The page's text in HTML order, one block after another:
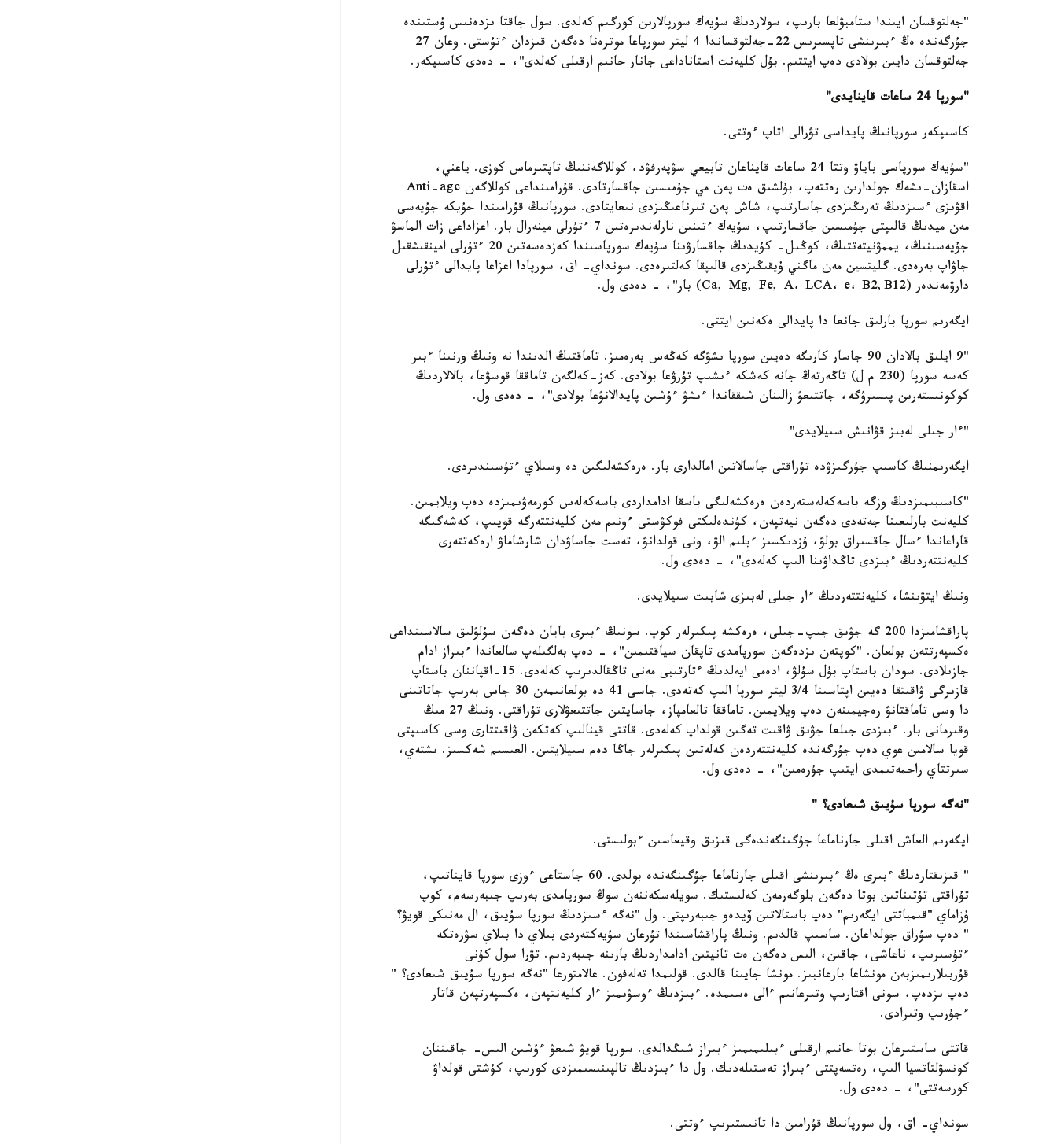
"جەلتوقسان ايىندا ستامبۋلعا بارىپ، سولاردىڭ سۇيەك سورپالارىن كورگىم كەلدى. سول جاقتا ىزدەنىس ۇستىندە
جۇرگەندە ەڭ ءبىرىنشى تاپسىرىس 22-جەلتوقساندا 4 ليتر سورپاعا موترەنا دەگەن قىزدان ءتۇستى. وعان 27
جەلتوقسان دايىن بولادى دەپ ايتتىم. بۇل كليەنت استاناداعى جانار حانىم ارقىلى كەلدى"، - دەدى كاسىپكەر.
"سورپا 24 ساعات قاينايدى"
كاسىپكەر سورپانىڭ پايداسى تۋرالى اتاپ ءوتتى.
"سۇيەك سورپاسى باياۋ وتتا 24 ساعات قايناعان تابيعي سۋپەرفۋد، كوللاگەننىڭ تاپتىرماس كوزى. ياعني،
اسقازان-ىشەك جولدارىن رەتتەپ، بۇلشىق ەت پەن مي جۇمىسىن جاقسارتادى. قۇرامىنداعى كوللاگەن Anti-age
اقۋىزى ءسىزدىڭ تەرىڭىزدى جاسارتىپ، شاش پەن تىرناعىڭىزدى نىعايتادى. سورپانىڭ قۇرامىندا جۇيكە جۇيەسى
مەن ميدىڭ قالىپتى جۇمىسىن جاقسارتىپ، سۇيەك ءتىنىن نارلەندىرەتىن 7 ءتۇرلى مينەرال بار. اعزاداعى زات الماسۋ
جۇيەسىنىڭ، يممۋنيتەتتىڭ، كوڭىل- كۇيدىڭ جاقسارۋىنا سۇيەك سورپاسىندا كەزدەسەتىن 20 ءتۇرلى امينقىشقىل
جاۋاپ بەرەدى. گليتسين مەن ماگني ۇيقىڭىزدى قالىپقا كەلتىرەدى. سونداي- اق، سورپادا اعزاعا پايدالى ءتۇرلى
دارۋمەندەر (Ca, Mg, Fe, A، LCA، e، B2,B12) بار"، - دەدى ول.
ايگەرىم سورپا بارلىق جانعا دا پايدالى ەكەنىن ايتتى.
"9 ايلىق بالادان 90 جاسار كارىگە دەيىن سورپا ىشۋگە كەڭەس بەرەمىز. تاماقتىڭ الدىندا نە ونىڭ ورنىنا ءبىر
كەسە سورپا (230 م ل) تاڭەرتەڭ جانە كەشكە ءىشىپ تۇرۋعا بولادى. كەز-كەلگەن تاماققا قوسۋعا، بالالاردىڭ
كوكونىستەرىن پىسىرۋگە، جاتتىعۋ زالىنان شىققاندا ءىشۋ ءۇشىن پايدالانۋعا بولادى"، - دەدى ول.
"ءار جىلى لەبىز قۋانىش سىيلايدى"
ايگەرىمنىڭ كاسىپ جۇرگىزۋدە تۇراقتى جاسالاتىن امالدارى بار. ەرەكشەلىگىن دە وسىلاي ءتۇسىندىردى.
"كاسىبىمىزدىڭ وزگە باسەكەلەستەردەن ەرەكشەلىگى باسقا ادامداردى باسەكەلەس كورمەۋىمىزدە دەپ ويلايمىن.
كليەنت بارلىعىنا جەتەدى دەگەن نيەتپەن، كۇندەلىكتى فوكۋستى ءونىم مەن كليەنتتەرگە قويىپ، كەشەگىگە
قاراعاندا ءسال جاقسىراق بولۋ، ۇزدىكسىز ءبلىم الۋ، ونى قولدانۋ، تەست جاساۋدان شارشاماۋ ارەكەتتەرى
كليەنتتەردىڭ ءبىزدى تاڭداۋىنا الىپ كەلەدى"، - دەدى ول.
ونىڭ ايتۋىنشا، كليەنتتەردىڭ ءار جىلى لەبىزى شابىت سىيلايدى.
پاراقشامىزدا 200 گە جۋىق جىپ-جىلى، ەرەكشە پىكىرلەر كوپ. سونىڭ ءبىرى بايان دەگەن سۇلۋلىق سالاسىنداعى
ەكسپەرتتەن بولعان. "كوپتەن ىزدەگەن سورپامدى تاپقان سياقتىمىن"، - دەپ بەلگىلەپ سالعاندا ءبىراز ادام
جازىلادى. سودان باستاپ بۇل سۇلۋ، ادەمى ايەلدىڭ ءتارتىبى مەنى تاڭقالدىرىپ كەلەدى. 15-اقپاننان باستاپ
قازىرگى ۋاقىتقا دەيىن اپتاسىنا 3/4 ليتر سورپا الىپ كەتەدى. جاسى 41 دە بولعانىمەن 30 جاس بەرىپ جاتاتىنى
دا وسى تاماقتانۋ رەجيمىنەن دەپ ويلايمىن. تاماققا تالعامپاز، جاسايتىن جاتتىعۋلارى تۇراقتى. ونىڭ 27 مىڭ
وقىرمانى بار. ءبىزدى جىلعا جۋىق ۋاقىت تەگىن قولداپ كەلەدى. قاتتى قينالىپ كەتكەن ۋاقىتتارى وسى كاسىپتى
قويا سالامىن عوي دەپ جۇرگەندە كليەنتتەردەن كەلەتىن پىكىرلەر جاڭا دەم سىيلايتىن. العىسىم شەكسىز. ىشتەي،
سىرتتاي راحمەتىمدى ايتىپ جۇرەمىن"، - دەدى ول.
"نەگە سورپا سۇيىق شىعادى؟ "
ايگەرىم العاش اقىلى جارناماعا جۇگىنگەندەگى قىزىق وقيعاسىن ءبولىستى.
" قىزىقتاردىڭ ءبىرى ەڭ ءبىرىنشى اقىلى جارناماعا جۇگىنگەندە بولدى. 60 جاستاعى ءوزى سورپا قايناتىپ،
تۇراقتى تۇتىناتىن بوتا دەگەن بلوگەرمەن كەلىستىك. سويلەسكەننەن سوڭ سورپامدى بەرىپ جىبەرسەم، كوپ
ۇزاماي "قىمباتتى ايگەرىم" دەپ باستالاتىن ۆيدەو جىبەرىپتى. ول "نەگە ءسىزدىڭ سورپا سۇيىق، ال مەنىكى قويۋ؟
" دەپ سۇراق جولداعان. ساسىپ قالدىم. ونىڭ پاراقشاسىندا تۇرعان سۇيەكتەردى بىلاي دا بىلاي سۋرەتكە
ءتۇسىرىپ، ناعاشى، جاقىن، الىس دەگەن ەت تانيتىن ادامداردىڭ بارىنە جىبەردىم. تۋرا سول كۇنى
قۇربىلارىمىزبەن مونشاعا بارعانبىز. مونشا جايىنا قالدى. قولىمدا تەلەفون. عالامتورعا "نەگە سورپا سۇيىق شىعادى؟ "
دەپ ىزدەپ، سونى اقتارىپ وتىرعانىم ءالى ەسىمدە. ءبىزدىڭ ءوسۋىمىز ءار كليەنتپەن، ەكسپەرتپەن قاتار
ءجۇرىپ وتىرادى.
قاتتى ساستىرعان بوتا حانىم ارقىلى ءبىلىمىمىز ءبىراز شىڭدالدى. سورپا قويۋ شىعۋ ءۇشىن الىس- جاقىننان
كونسۋلتاتسيا الىپ، رەتسەپتتى ءبىراز تەستىلەدىك. ول دا ءبىزدىڭ تالپىنىسىمىزدى كورىپ، كۇشتى قولداۋ
كورسەتتى"، - دەدى ول.
سونداي- اق، ول سورپانىڭ قۇرامىن دا تانىستىرىپ ءوتتى.